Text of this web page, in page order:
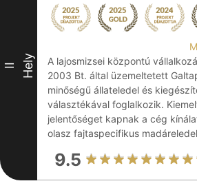
II Hely
A lajosmizsei központú
2003 Bt. által üzemeltetett
minőségű állateledel és
választékával foglalkozik.
jelentőséget kapnak a cég
olasz fajtaspecifikus
9.5